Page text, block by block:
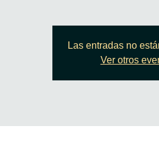
Las entradas no
Ver otros